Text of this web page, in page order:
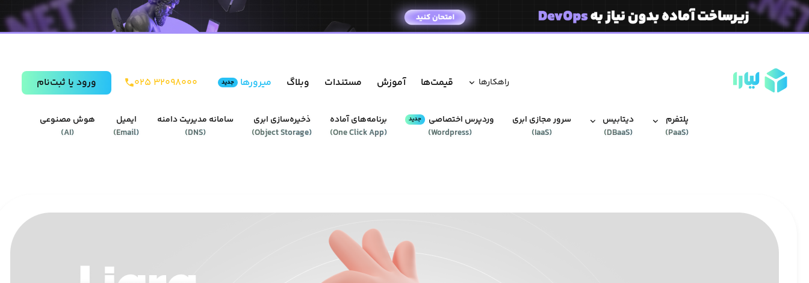
راهکار‌ها قیمت‌ها آموزش مستندات وبلاگ میرورها جدید ۰۲۵ ۳۲۰۹۸۰۰۰ ورود يا ثبت‌نام
هوش مصنوعی
(
AI
)
ایمیل
(
Email
)
سامانه مدیریت دامنه
(
DNS
)
ذخیره‌سازی ابری
(
Object Storage
)
برنامه‌های آماده
(
One Click App
)
وردپرس‌ اختصاصی جدید
(
Wordpress
)
سرور مجازی ابری
(
IaaS
)
دیتابیس‌
(
DBaaS
)
پلتفرم
(
PaaS
)